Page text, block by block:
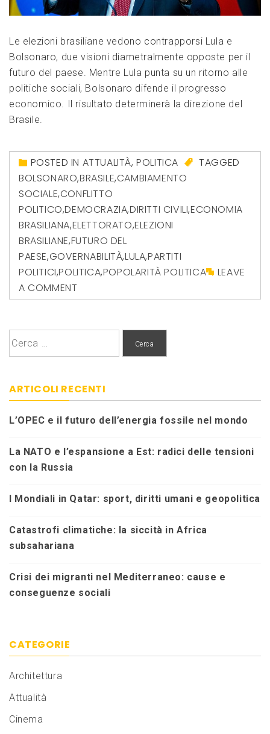
Le elezioni brasiliane vedono contrapporsi Lula e
Bolsonaro, due visioni diametralmente opposte per il
futuro del paese. Mentre Lula punta su un ritorno alle
politiche sociali, Bolsonaro difende il progresso
economico. Il risultato determinerà la direzione del
Brasile.
POSTED IN ATTUALITÀ,POLITICA
TAGGED
BOLSONARO,BRASILE,CAMBIAMENTO
SOCIALE,CONFLITTO
POLITICO,DEMOCRAZIA,DIRITTI CIVILI,ECONOMIA
BRASILIANA,ELETTORATO,ELEZIONI
BRASILIANE,FUTURO DEL
PAESE,GOVERNABILITÀ,LULA,PARTITI
POLITICI,POLITICA,POPOLARITÀ POLITICA
LEAVE
A COMMENT
Ricerca
ARTICOLI RECENTI
L’OPEC e il futuro dell’energia fossile nel mondo
La NATO e l’espansione a Est: radici delle tensioni
con la Russia
I Mondiali in Qatar: sport, diritti umani e geopolitica
Catastrofi climatiche: la siccità in Africa
subsahariana
Crisi dei migranti nel Mediterraneo: cause e
conseguenze sociali
CATEGORIE
Architettura
Attualità
Cinema